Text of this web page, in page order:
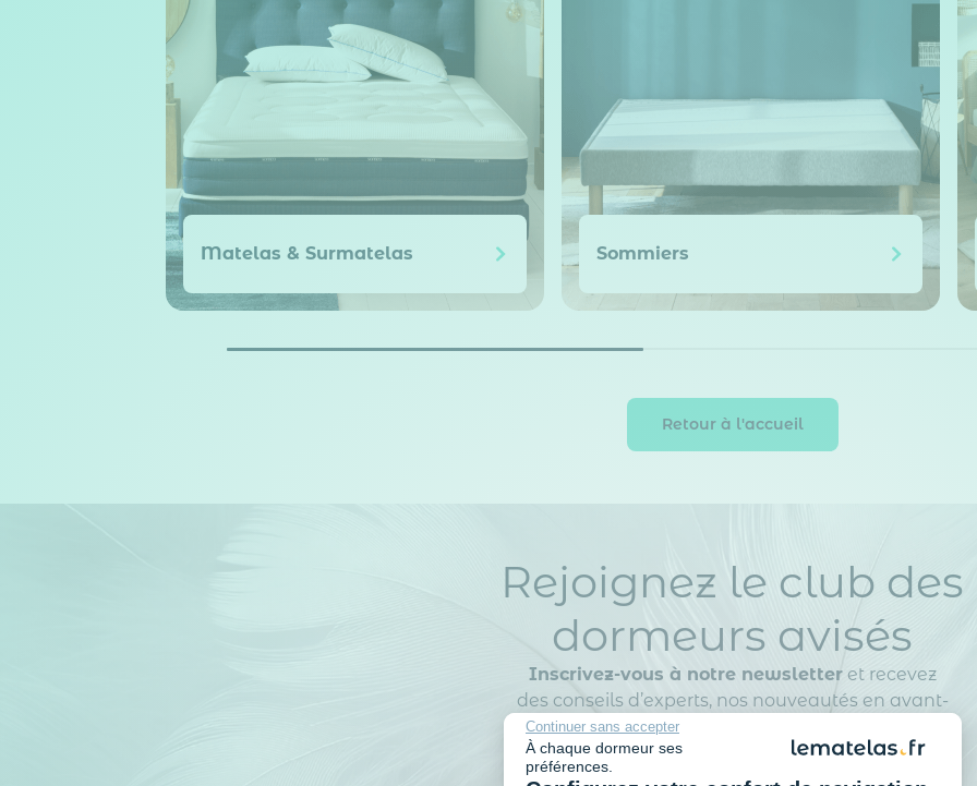
Continuer sans accepter
À chaque dormeur ses
préférences.
Matelas & Surmatelas Sommiers
Retour à l'accueil
Rejoignez le club des
dormeurs avisés
Inscrivez-vous à notre newsletteret recevez
des conseils d’experts, nos nouveautés en avant-
première, nos bons plans exclusifs… Tout ce qu’il
faut pour bien choisir et bien dormir.